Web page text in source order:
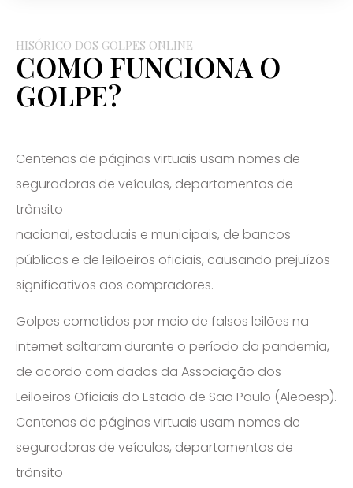
HISÓRICO DOS GOLPES ONLINE
COMO FUNCIONA O
GOLPE?
Centenas de páginas virtuais usam nomes de
seguradoras de veículos, departamentos de
trânsito
nacional, estaduais e municipais, de bancos
públicos e de leiloeiros oficiais, causando prejuízos
significativos aos compradores.
Golpes cometidos por meio de falsos leilões na
internet saltaram durante o período da pandemia,
de acordo com dados da Associação dos
Leiloeiros Oficiais do Estado de São Paulo (Aleoesp).
Centenas de páginas virtuais usam nomes de
seguradoras de veículos, departamentos de
trânsito